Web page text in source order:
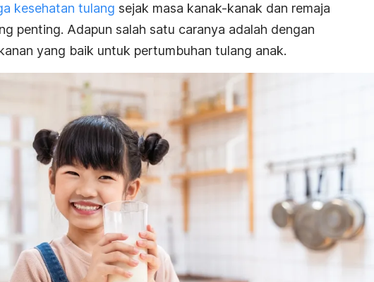
kesehatan tulang sejak masa kanak-kanak dan remaja
penting. Adapun salah satu caranya adalah dengan
yang baik untuk pertumbuhan tulang anak.